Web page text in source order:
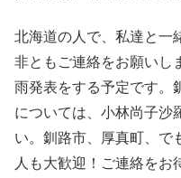
北海道の人で、私達と一
非ともご連絡をお願いし
雨発表をする予定です。
については、小林尚子沙
い。釧路市、厚真町、で
人も大歓迎！ご連絡をお